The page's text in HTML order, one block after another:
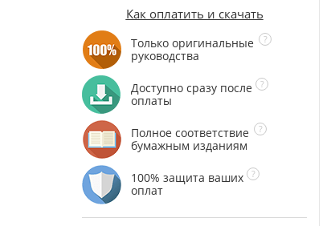
Как оплатить и скачать
Только оригинальные
руководства
Доступно сразу после
оплаты
Полное соответствие
бумажным изданиям
100% защита ваших
оплат